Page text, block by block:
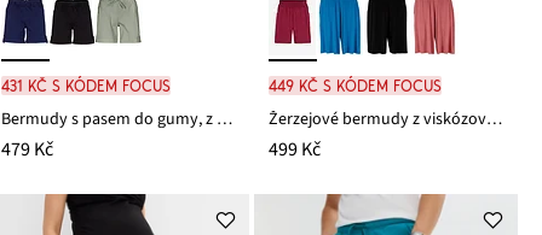
431 Kč s kódem FOCUS
Bermudy s pasem do gumy, z bavlněné směsi
479 Kč
449 Kč s kódem FOCUS
Žerzejové bermudy z viskózové směsi
499 Kč